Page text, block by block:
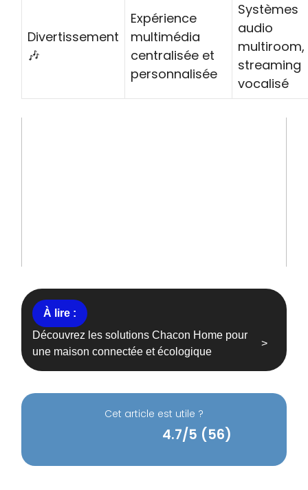
Divertissement
🎶
Expérience
multimédia
centralisée et
personnalisée
Systèmes
audio
multiroom,
streaming
vocalisé
Découvrez les solutions Chacon Home pour
une maison connectée et écologique
Cet article est utile ?
4.7/5 (56)